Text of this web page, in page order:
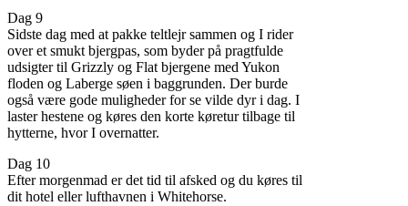
Dag 9
Sidste dag med at pakke teltlejr sammen og I rider
over et smukt bjergpas, som byder på pragtfulde
udsigter til Grizzly og Flat bjergene med Yukon
floden og Laberge søen i baggrunden. Der burde
også være gode muligheder for se vilde dyr i dag. I
laster hestene og køres den korte køretur tilbage til
hytterne, hvor I overnatter.
Dag 10
Efter morgenmad er det tid til afsked og du køres til
dit hotel eller lufthavnen i Whitehorse.